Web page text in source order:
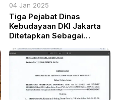
04 Jan 2025
Tiga Pejabat Dinas
Kebudayaan DKI Jakarta
Ditetapkan Sebagai